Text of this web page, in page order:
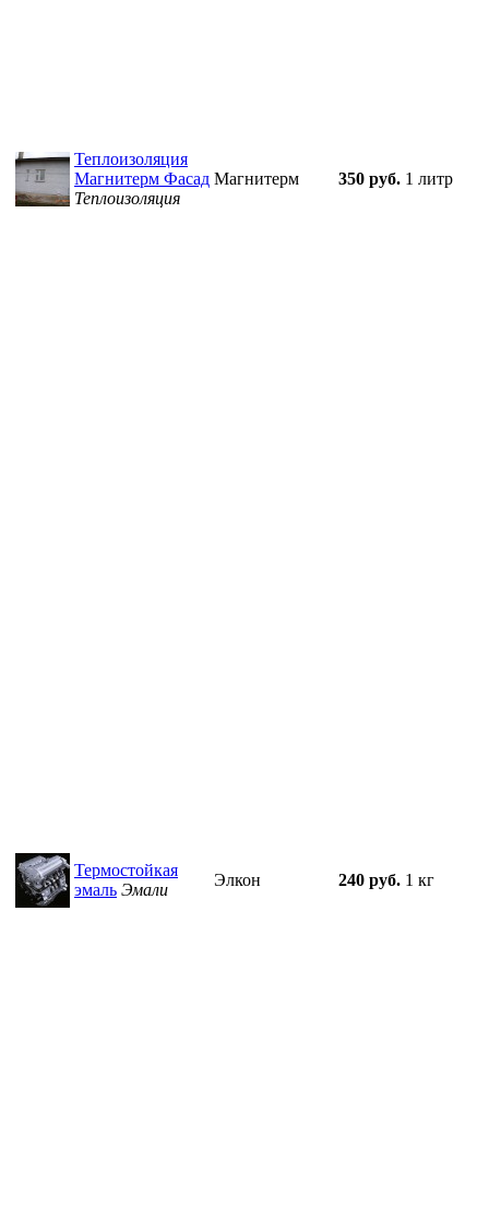
Теплоизоляция
Магнитерм Фасад
Теплоизоляция
Магнитерм 350 руб. 1 литр
Термостойкая
эмаль Эмали
Элкон 240 руб. 1 кг